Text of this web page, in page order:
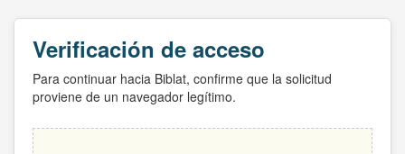
Verificación de acceso
Para continuar hacia Biblat, confirme que la solicitud
proviene de un navegador legítimo.